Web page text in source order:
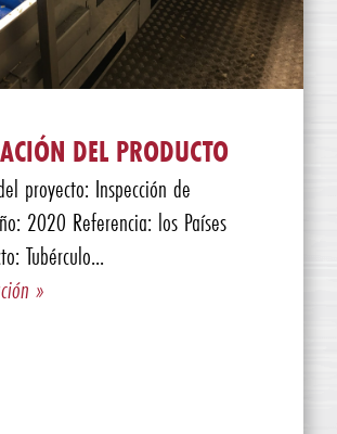
DEL PRODUCTO
proyecto: Inspección de
2020 Referencia: los Países
Tubérculo...
»